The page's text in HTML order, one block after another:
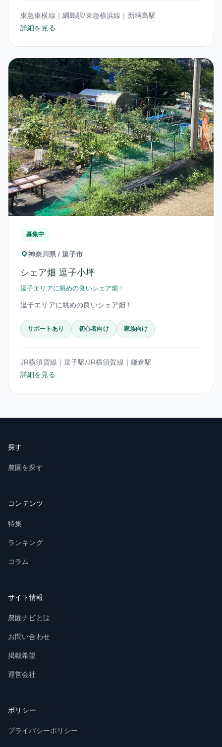
東急東横線｜綱島駅/東急横浜線｜新綱島駅
詳細を見る
募集中
神奈川県 / 逗子市
シェア畑 逗子小坪
逗子エリアに眺めの良いシェア畑！
逗子エリアに眺めの良いシェア畑！
サポートあり 初心者向け 家族向け
JR横須賀線｜逗子駅/JR横須賀線｜鎌倉駅
詳細を見る
探す
農園を探す
コンテンツ
特集
ランキング
コラム
サイト情報
農園ナビとは
お問い合わせ
掲載希望
運営会社
ポリシー
プライバシーポリシー